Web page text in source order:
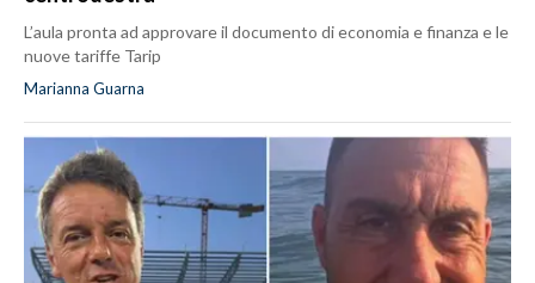
L’aula pronta ad approvare il documento di economia e finanza e le
nuove tariffe Tarip
Marianna Guarna